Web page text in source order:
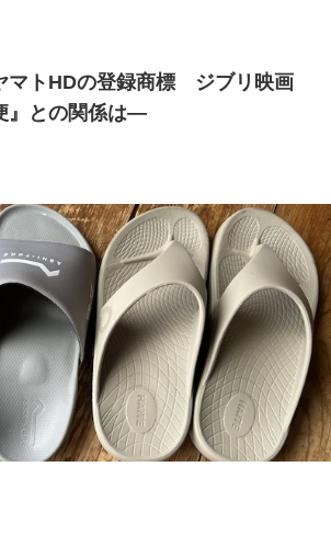
マトHDの登録商標 ジブリ映画
』との関係は—